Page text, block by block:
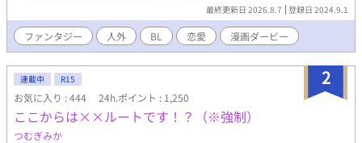
最終更新日 2026.8.7 登録日 2024.9.1
ファンタジー 人外 BL 恋愛 漫画ダービー
2
連載中 R15
お気に入り : 444 24h.ポイント : 1,250
ここからは××ルートです！？（※強制）
つむぎみか